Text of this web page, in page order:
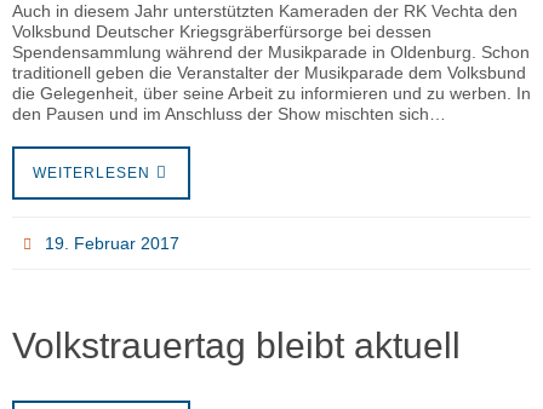
Auch in diesem Jahr unterstützten Kameraden der RK Vechta den
Volksbund Deutscher Kriegsgräberfürsorge bei dessen
Spendensammlung während der Musikparade in Oldenburg. Schon
traditionell geben die Veranstalter der Musikparade dem Volksbund
die Gelegenheit, über seine Arbeit zu informieren und zu werben. In
den Pausen und im Anschluss der Show mischten sich…
WEITERLESEN
19. Februar 2017
Volkstrauertag bleibt aktuell